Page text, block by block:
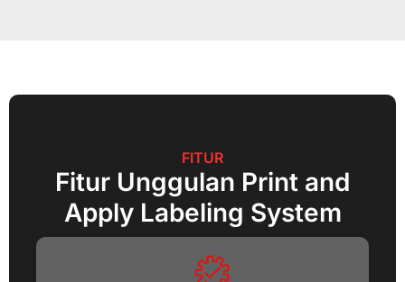
FITUR
Fitur Unggulan Print and
Apply Labeling System